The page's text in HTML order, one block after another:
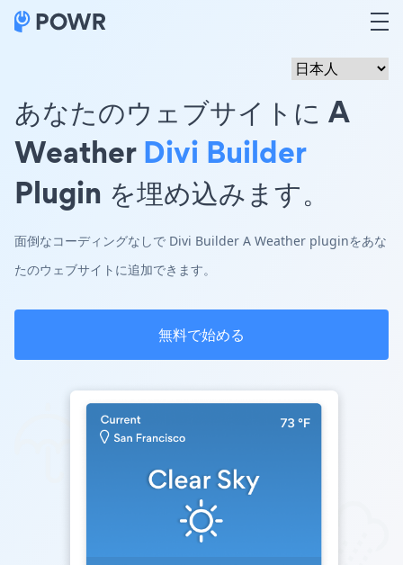
あなたのウェブサイトに A
WeatherDivi Builder
Plugin を埋め込みます。
面倒なコーディングなしで Divi Builder A Weather pluginをあな
たのウェブサイトに追加できます。
無料で始める